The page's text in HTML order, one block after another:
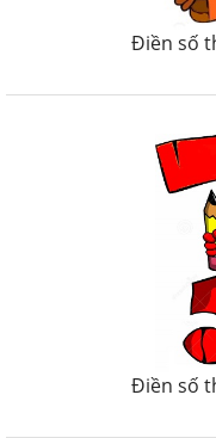
Điền số
Điền số